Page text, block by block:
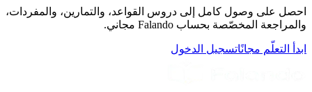
احصل على وصول كامل إلى دروس القواعد، والتمارين، والمفردات،
والمراجعة المخصّصة بحساب Falando مجاني.
ابدأ التعلّم مجانًاتسجيل الدخول